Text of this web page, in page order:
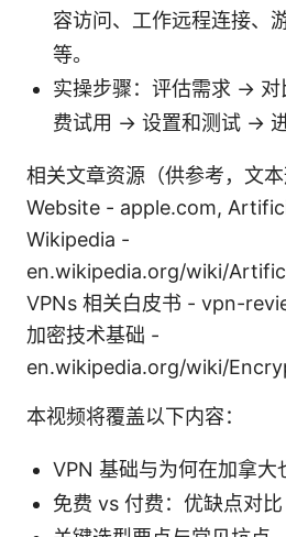
容访问、工作远程连接、
等。
实操步骤：评估需求 →
费试用 → 设置和测试 → 进
相关文章资源（供参考，文
Website - apple.com,
Wikipedia -
en.wikipedia.org/wiki/
VPNs 相关白皮书 - vpn-
加密技术基础 -
en.wikipedia.org/wiki/
本视频将覆盖以下内容：
VPN 基础与为何在加拿大
免费 vs 付费：优缺点对比